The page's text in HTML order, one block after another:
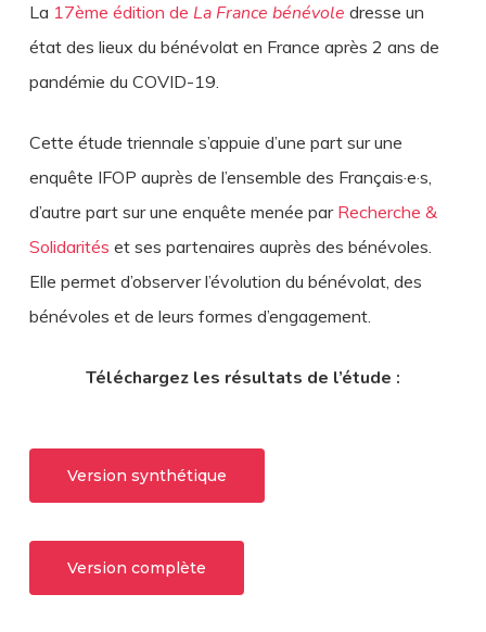
La 17ème édition de La France bénévole dresse un
état des lieux du bénévolat en France après 2 ans de
pandémie du COVID-19.
Cette étude triennale s’appuie d’une part sur une
enquête IFOP auprès de l’ensemble des Français·e·s,
d’autre part sur une enquête menée par Recherche &
Solidarités et ses partenaires auprès des bénévoles.
Elle permet d’observer l’évolution du bénévolat, des
bénévoles et de leurs formes d’engagement.
Téléchargez les résultats de l’étude :
Version synthétique
Version complète